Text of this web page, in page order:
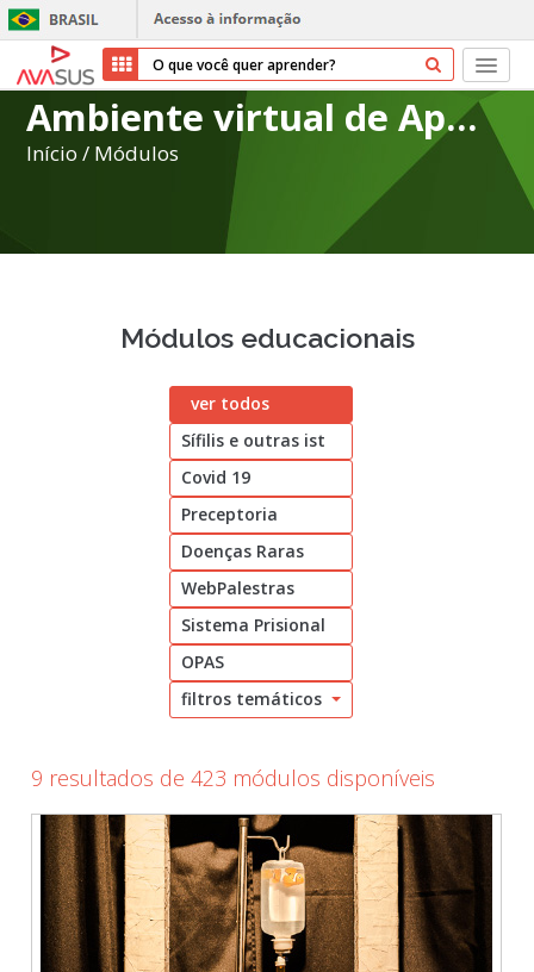
Início
Parceiros
Transparência
Repositório
Ajuda
Entrar
Cadastrar
pt_br
Ambiente virtual de Aprendizagem do SUS
Início / Módulos
Módulos educacionais
ver todos
Sífilis e outras ist
Covid 19
Preceptoria
Doenças Raras
WebPalestras
Sistema Prisional
OPAS
filtros temáticos
9 resultados de 423 módulos disponíveis